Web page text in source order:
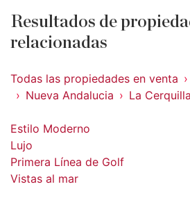
Resultados de
relacionadas
Todas las propiedades en venta
Nueva Andalucia
La Cerquilla
Estilo Moderno
Lujo
Primera Línea de Golf
Vistas al mar